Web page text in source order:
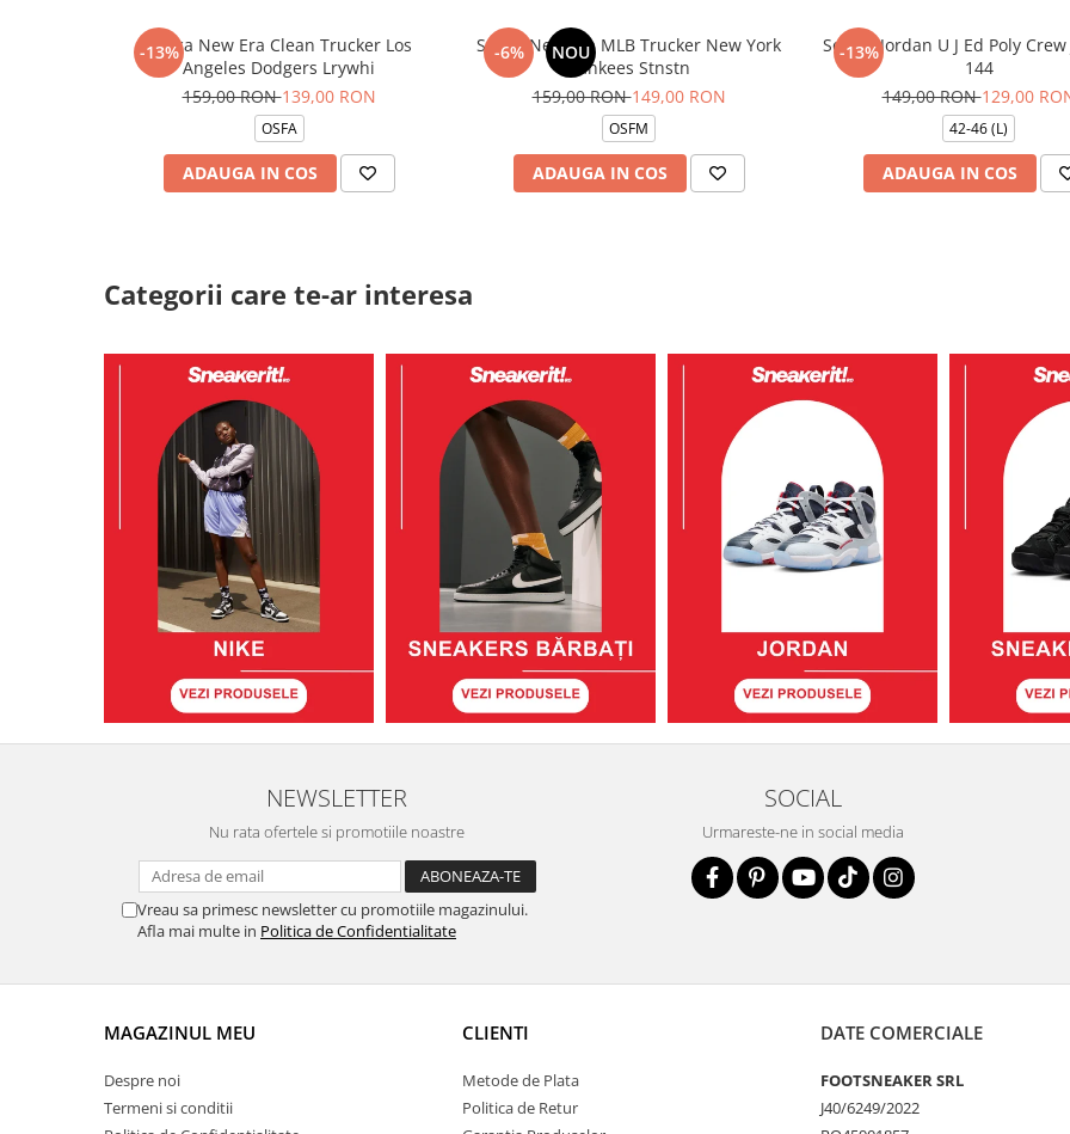
-13%
Sapca New Era Clean Trucker Los
Angeles Dodgers Lrywhi
159,00 RON139,00 RON
OSFA
ADAUGA IN COS
-6% NOU
Sapca New Era MLB Trucker New York
Yankees Stnstn
159,00 RON149,00 RON
OSFM
ADAUGA IN COS
-13%
Sosete Jordan U J Ed Poly Crew
144
149,00 RON129,00
42-46 (L)
ADAUGA IN COS
Categorii care te-ar interesa
NEWSLETTER
Nu rata ofertele si promotiile noastre
Vreau sa primesc newsletter cu promotiile magazinului.
Afla mai multe in Politica de Confidentialitate
SOCIAL
Urmareste-ne in social media
MAGAZINUL MEU
Despre noi
Termeni si conditii
CLIENTI
Metode de Plata
Politica de Retur
DATE COMERCIALE
FOOTSNEAKER SRL
J40/6249/2022